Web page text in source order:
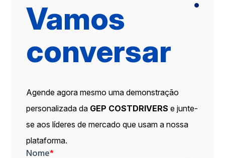
Vamos
conversar
Agende agora mesmo uma demonstração
personalizada da GEP COSTDRIVERS e junte-
se aos líderes de mercado que usam a nossa
plataforma.